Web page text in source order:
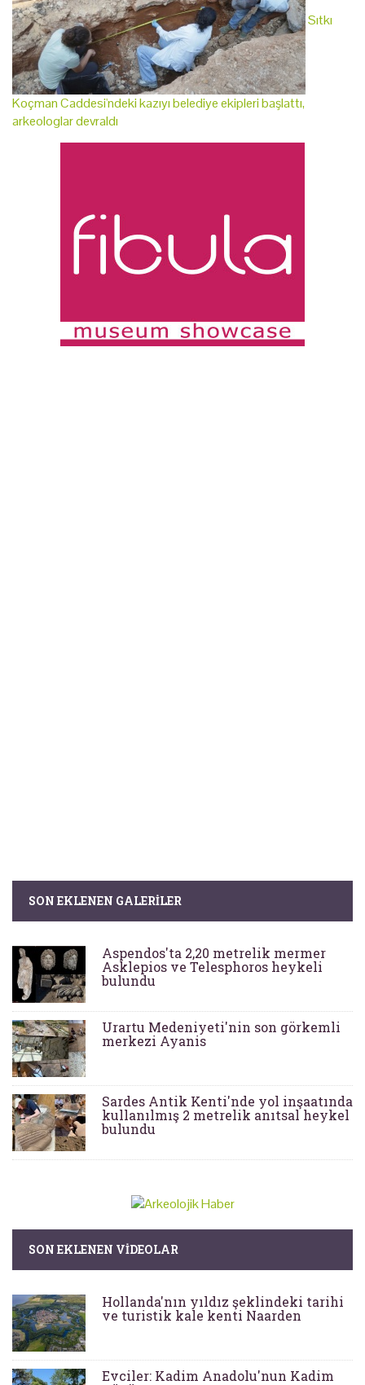
Sıtkı
Koçman Caddesi'ndeki kazıyı belediye ekipleri başlattı,
arkeologlar devraldı
SON EKLENEN GALERILER
Aspendos'ta 2,20 metrelik mermer
Asklepios ve Telesphoros heykeli
bulundu
Urartu Medeniyeti'nin son görkemli
merkezi Ayanis
Sardes Antik Kenti'nde yol inşaatında
kullanılmış 2 metrelik anıtsal heykel
bulundu
SON EKLENEN VIDEOLAR
Hollanda'nın yıldız şeklindeki tarihi
ve turistik kale kenti Naarden
Evciler: Kadim Anadolu'nun Kadim